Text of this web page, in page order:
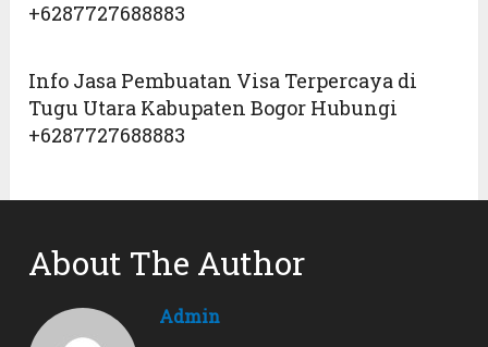
+6287727688883
Info Jasa Pembuatan Visa Terpercaya di
Tugu Utara Kabupaten Bogor Hubungi
+6287727688883
About The Author
Admin